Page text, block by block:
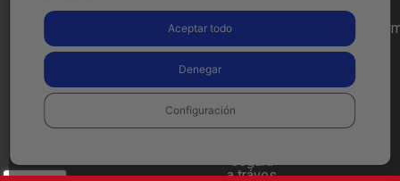
devolución
Pago
Compra
de
segura
a tráves
Ver en
Aceptar todo
Denegar
Configuración